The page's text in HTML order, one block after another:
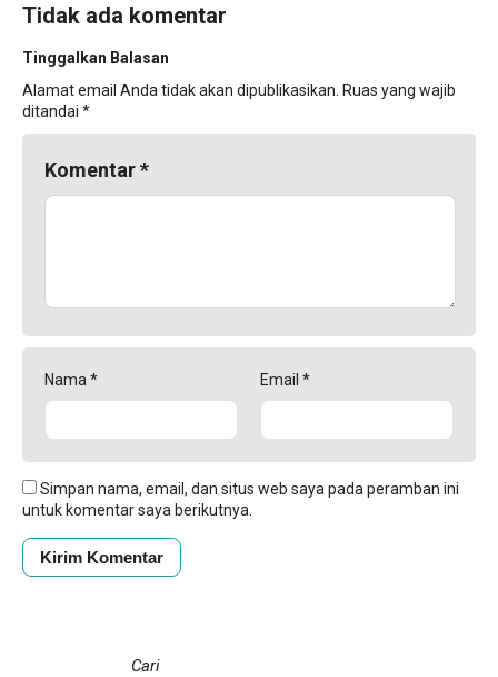
Tidak ada komentar
Tinggalkan Balasan
Alamat email Anda tidak akan dipublikasikan. Ruas yang wajib
ditandai *
Komentar*
Nama * Email *
Simpan nama, email, dan situs web saya pada peramban ini
untuk komentar saya berikutnya.
Cari